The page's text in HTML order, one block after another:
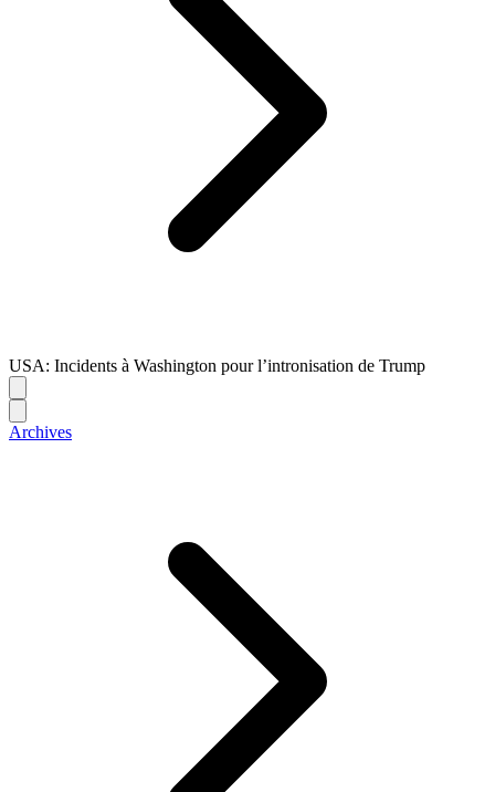
USA: Incidents à Washington pour l’intronisation de Trump
Archives